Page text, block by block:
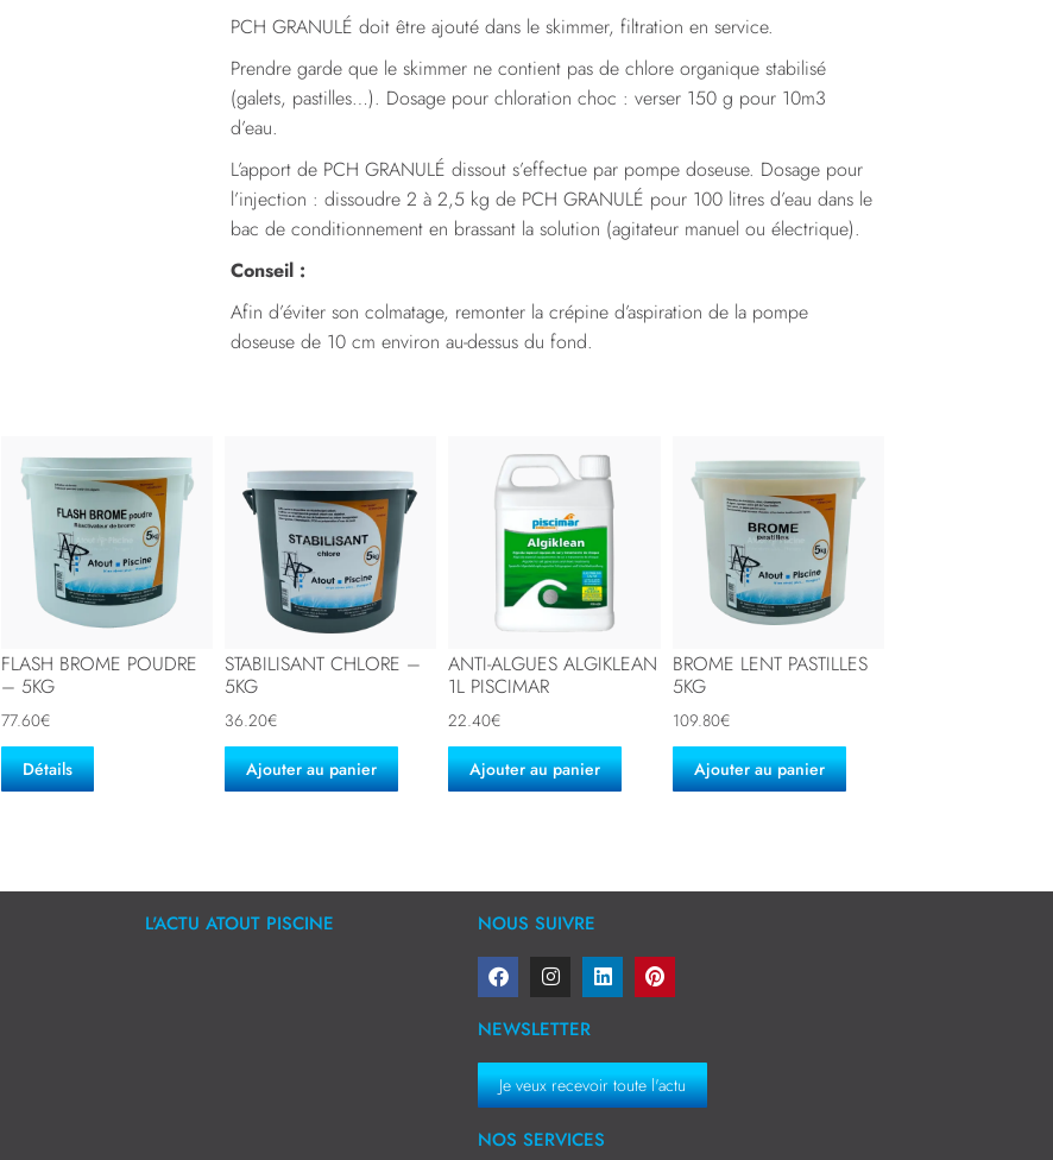
PCH GRANULÉ doit être ajouté dans le skimmer, filtration en service.
Prendre garde que le skimmer ne contient pas de chlore organique stabilisé
(galets, pastilles…). Dosage pour chloration choc : verser 150 g pour 10m3
d’eau.
L’apport de PCH GRANULÉ dissout s’effectue par pompe doseuse. Dosage pour
l’injection : dissoudre 2 à 2,5 kg de PCH GRANULÉ pour 100 litres d’eau dans le
bac de conditionnement en brassant la solution (agitateur manuel ou électrique).
Conseil :
Afin d’éviter son colmatage, remonter la crépine d’aspiration de la pompe
doseuse de 10 cm environ au-dessus du fond.
FLASH BROME POUDRE
– 5KG
77.60€
Détails
STABILISANT CHLORE –
5KG
36.20€
Ajouter au panier
ANTI-ALGUES ALGIKLEAN
1L PISCIMAR
22.40€
Ajouter au panier
BROME LENT PASTILLES
5KG
109.80€
Ajouter au panier
L'ACTU ATOUT PISCINE NOUS SUIVRE
NEWSLETTER
Je veux recevoir toute l'actu
NOS SERVICES